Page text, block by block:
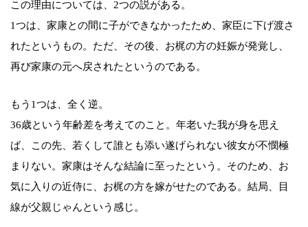
この理由については、2つの説がある。
1つは、家康との間に子ができなかったため、家臣に下げ渡さ
れたというもの。ただ、その後、お梶の方の妊娠が発覚し、
再び家康の元へ戻されたというのである。
もう1つは、全く逆。
36歳という年齢差を考えてのこと。年老いた我が身を思え
ば、この先、若くして誰とも添い遂げられない彼女が不憫極
まりない。家康はそんな結論に至ったという。そのため、お
気に入りの近侍に、お梶の方を嫁がせたのである。結局、目
線が父親じゃんという感じ。